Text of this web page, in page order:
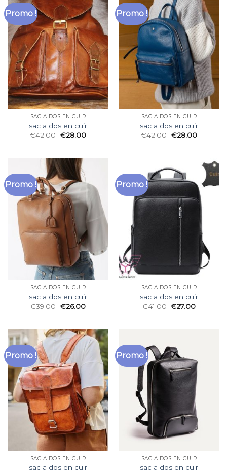
Promo !
SAC A DOS EN CUIR
sac a dos en cuir
€42.00 €28.00
Promo !
SAC A DOS EN CUIR
sac a dos en cuir
€42.00 €28.00
Promo !
SAC A DOS EN CUIR
sac a dos en cuir
€39.00 €26.00
Promo !
SAC A DOS EN CUIR
sac a dos en cuir
€41.00 €27.00
Promo !
SAC A DOS EN CUIR
sac a dos en cuir
Promo !
SAC A DOS EN CUIR
sac a dos en cuir